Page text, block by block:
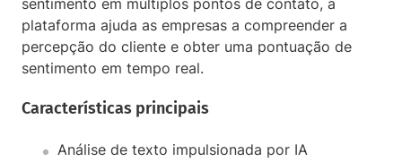
plataforma ajuda as empresas a compreender a
percepção do cliente e obter uma pontuação de
sentimento em tempo real.
Características principais
Análise de texto impulsionada por IA